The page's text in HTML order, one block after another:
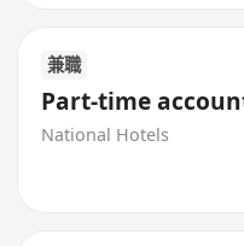
兼職
Part-time
National Hotels